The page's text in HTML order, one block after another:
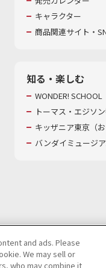
キャラクター
商品関連サイト・
知る・楽しむ
WONDER! SCHOOL
トーマス・エジソ
キッザニア東京（
バンダイミュージア
いに関する保護方針
and ads. Please
We may sell or
who may combine it